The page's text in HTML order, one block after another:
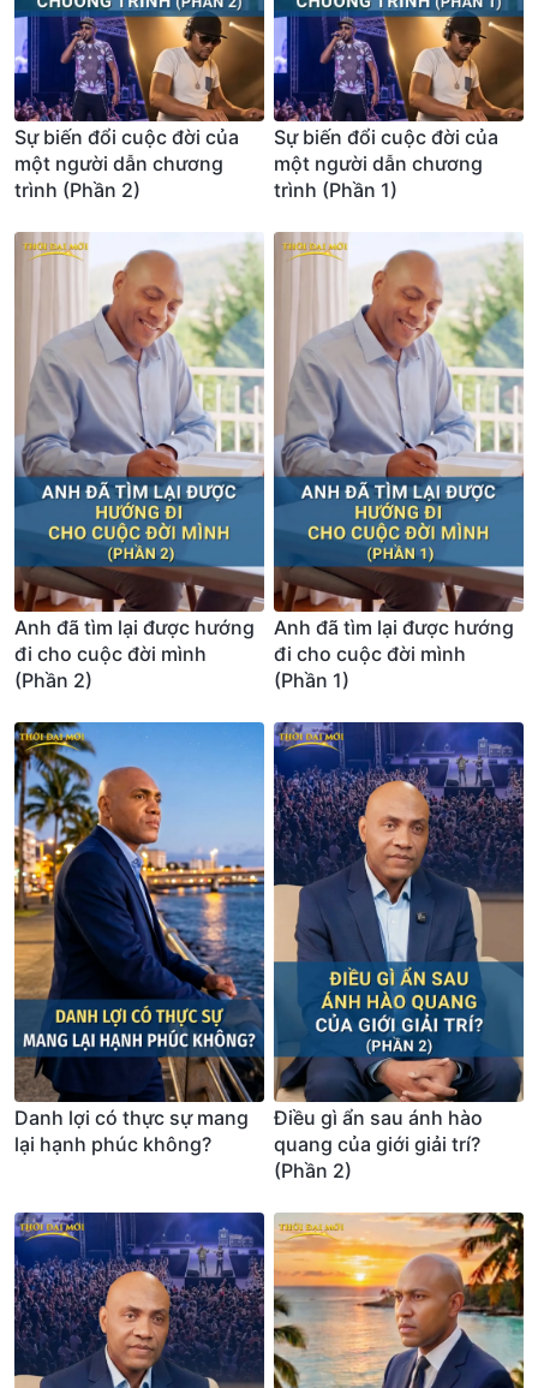
Sự biến đổi cuộc đời của
một người dẫn chương
trình (Phần 2)
Sự biến đổi cuộc đời của
một người dẫn chương
trình (Phần 1)
Anh đã tìm lại được hướng
đi cho cuộc đời mình
(Phần 2)
Anh đã tìm lại được hướng
đi cho cuộc đời mình
(Phần 1)
Danh lợi có thực sự mang
lại hạnh phúc không?
Điều gì ẩn sau ánh hào
quang của giới giải trí?
(Phần 2)